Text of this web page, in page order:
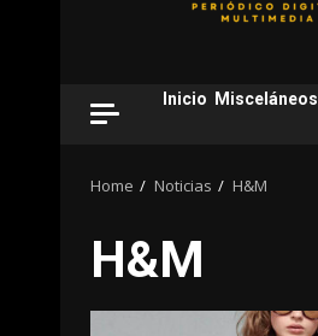
Inicio Misceláneos
Home Noticias H&M
H&M